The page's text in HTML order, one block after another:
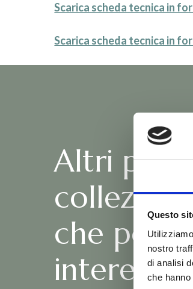
Questo
nostro
di analisi
che
Scarica scheda tecnica in
Scarica scheda tecnica in
Altri
che